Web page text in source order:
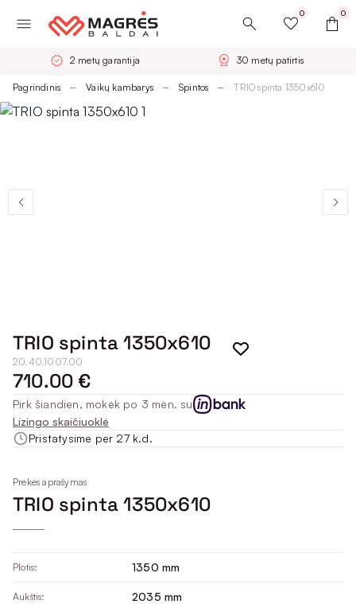
0 0
2 metų garantija 30 metų patirtis
Pagrindinis Vaikų kambarys Spintos TRIO spinta 1350x610
TRIO spinta 1350x610
20.40.1007.00
710.00 €
Pirk šiandien, mokėk po 3 mėn. su
Lizingo skaičiuoklė
Pristatysime per 27 k.d.
Prekės aprašymas
TRIO spinta 1350x610
Plotis: 1350 mm
Aukštis: 2035 mm